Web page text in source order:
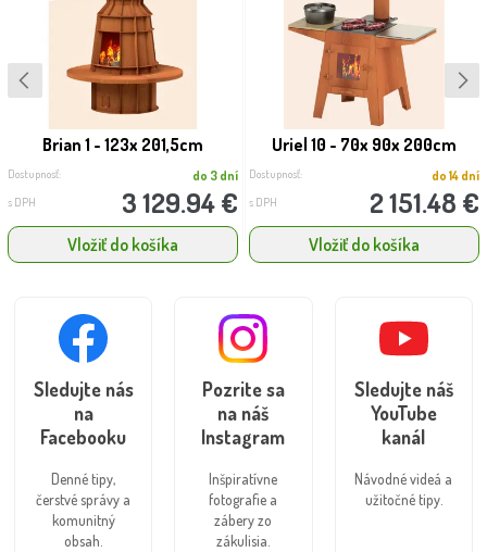
Brian 1 - 123x 201,5cm
Dostupnosť: do 3 dní
s DPH 3 129.94 €
Vložiť do košíka
Uriel 10 - 70x 90x 200cm
Dostupnosť: do 14 dní
s DPH 2 151.48 €
Vložiť do košíka
Sledujte nás
na
Facebooku
Denné tipy,
čerstvé správy a
komunitný
obsah.
Pozrite sa
na náš
Instagram
Inšpiratívne
fotografie a
zábery zo
zákulisia.
Sledujte náš
YouTube
kanál
Návodné videá a
užitočné tipy.